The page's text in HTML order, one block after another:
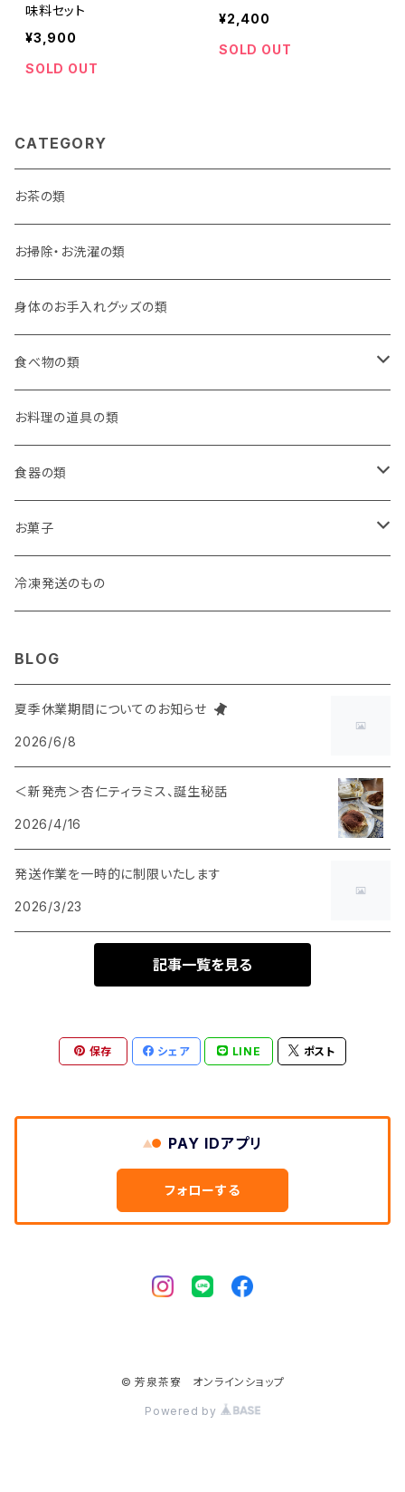
味料セット
¥3,900
SOLD OUT
¥2,400
SOLD OUT
CATEGORY
お茶の類
お掃除・お洗濯の類
身体のお手入れグッズの類
食べ物の類
ごはんのお供
本格中華！
デザート
お漬物
お菓子
デザート
パンのおとも
お料理の道具の類
食器の類
コーヒーカップ
お菓子
中華菓子
冷凍発送のもの
BLOG
夏季休業期間についてのお知らせ
2026/6/8
＜新発売＞杏仁ティラミス、誕生秘話
2026/4/16
発送作業を一時的に制限いたします
2026/3/23
記事一覧を見る
保存 シェア LINE ポスト
PAY IDアプリ
フォローする
© 芳泉茶寮 オンラインショップ
Powered by